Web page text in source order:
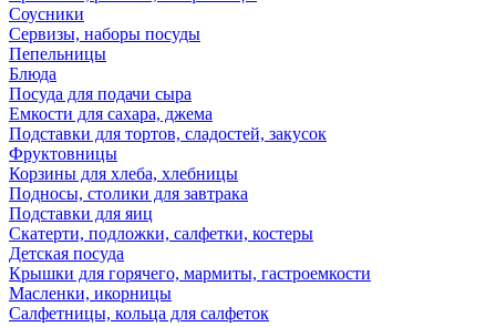
Соусники
Сервизы, наборы посуды
Пепельницы
Блюда
Посуда для подачи сыра
Емкости для сахара, джема
Подставки для тортов, сладостей, закусок
Фруктовницы
Корзины для хлеба, хлебницы
Подносы, столики для завтрака
Подставки для яиц
Скатерти, подложки, салфетки, костеры
Детская посуда
Крышки для горячего, мармиты, гастроемкости
Масленки, икорницы
Салфетницы, кольца для салфеток